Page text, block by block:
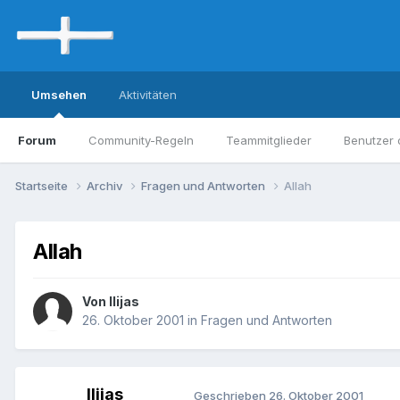
Umsehen
Forum Community-Regeln Teammitglieder Benutzer
Aktivitäten
Startseite Archiv Fragen und Antworten Allah
Allah
Von Ilijas
26. Oktober 2001 in Fragen und Antworten
Ilijas Geschrieben 26. Oktober 2001